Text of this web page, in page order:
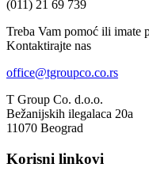
(011) 21 69 739
Treba Vam pomoć ili imate
Kontaktirajte nas
office@tgroupco.co.rs
T Group Co. d.o.o.
Bežanijskih ilegalaca 20a
11070 Beograd
Korisni linkovi